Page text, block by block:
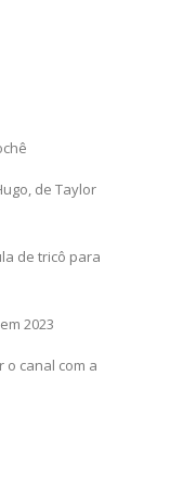
de Taylor
de tricô para
2023
o canal com a